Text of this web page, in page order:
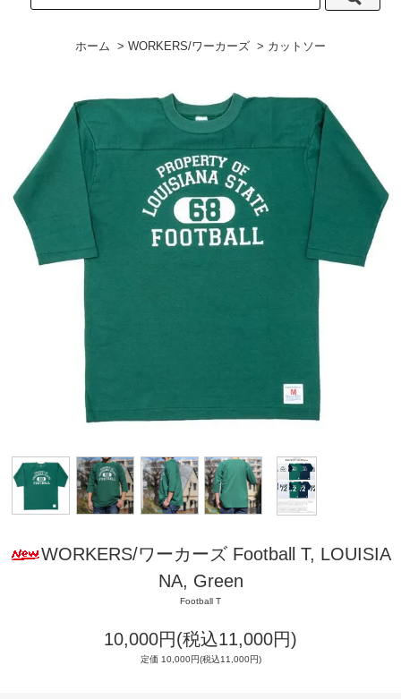
ホーム > WORKERS/ワーカーズ > カットソー
WORKERS/ワーカーズ Football T, LOUISIA
NA, Green
Football T
10,000円(税込11,000円)
定価 10,000円(税込11,000円)